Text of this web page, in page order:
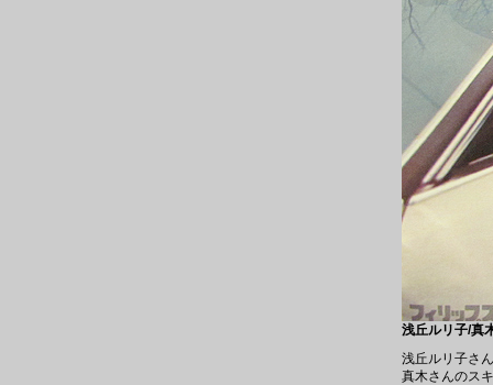
浅丘ルリ子/真
浅丘ルリ子さ
真木さんのス